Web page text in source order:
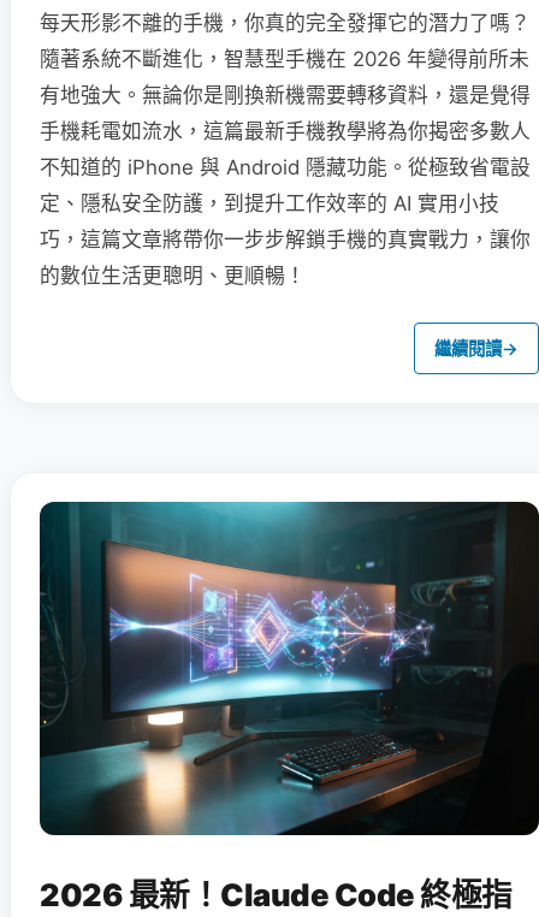
每天形影不離的手機，你真的完全發揮它的潛力了嗎？
隨著系統不斷進化，智慧型手機在 2026 年變得前所未
有地強大。無論你是剛換新機需要轉移資料，還是覺得
手機耗電如流水，這篇最新手機教學將為你揭密多數人
不知道的 iPhone 與 Android 隱藏功能。從極致省電設
定、隱私安全防護，到提升工作效率的 AI 實用小技
巧，這篇文章將帶你一步步解鎖手機的真實戰力，讓你
的數位生活更聰明、更順暢！
繼續閱讀→
2026 最新！Claude Code 終極指